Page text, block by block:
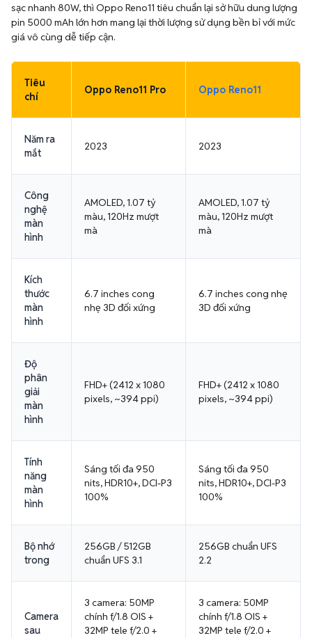
sạc nhanh 80W, thì Oppo Reno11 tiêu chuẩn lại sở hữu dung lượng
pin 5000 mAh lớn hơn mang lại thời lượng sử dụng bền bỉ với mức
giá vô cùng dễ tiếp cận.
Tiêu
chí
Oppo Reno11 Pro Oppo Reno11
Năm ra
mắt
2023 2023
Công
nghệ
màn
hình
AMOLED, 1.07 tỷ
màu, 120Hz mượt
mà
AMOLED, 1.07 tỷ
màu, 120Hz mượt
mà
Kích
thước
màn
hình
6.7 inches cong
nhẹ 3D đối xứng
6.7 inches cong nhẹ
3D đối xứng
Độ
phân
giải
màn
hình
FHD+ (2412 x 1080
pixels, ~394 ppi)
FHD+ (2412 x 1080
pixels, ~394 ppi)
Tính
năng
màn
hình
Sáng tối đa 950
nits, HDR10+, DCI-P3
100%
Sáng tối đa 950
nits, HDR10+, DCI-P3
100%
Bộ nhớ
trong
256GB / 512GB
chuẩn UFS 3.1
256GB chuẩn UFS
2.2
Camera
sau
3 camera: 50MP
chính f/1.8 OIS +
32MP tele f/2.0 +
3 camera: 50MP
chính f/1.8 OIS +
32MP tele f/2.0 +